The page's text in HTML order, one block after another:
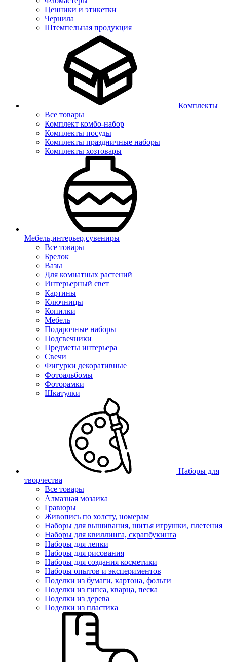
Ценники и этикетки
Чернила
Штемпельная продукция
Комплекты
Все товары
Комплект комбо-набор
Комплекты посуды
Комплекты праздничные наборы
Комплекты хозтовары
Мебель,интерьер,сувениры
Все товары
Брелок
Вазы
Для комнатных растений
Интерьерный свет
Картины
Ключницы
Копилки
Мебель
Подарочные наборы
Подсвечники
Предметы интерьера
Свечи
Фигурки декоративные
Фотоальбомы
Фоторамки
Шкатулки
Наборы для
творчества
Все товары
Алмазная мозаика
Гравюры
Живопись по холсту, номерам
Наборы для вышивания, шитья игрушки, плетения
Наборы для квиллинга, скрапбукинга
Наборы для лепки
Наборы для рисования
Наборы для создания косметики
Наборы опытов и экспериментов
Поделки из бумаги, картона, фольги
Поделки из гипса, кварца, песка
Поделки из дерева
Поделки из пластика